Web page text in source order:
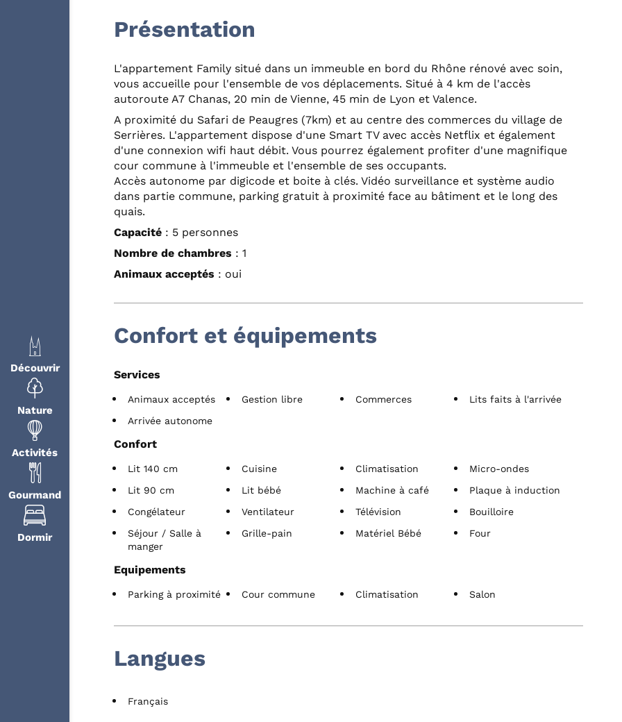
Découvrir
Nature
Activités
Gourmand
Dormir
Présentation
L'appartement Family situé dans un immeuble en bord du Rhône rénové avec soin,
vous accueille pour l'ensemble de vos déplacements. Situé à 4 km de l'accès
autoroute A7 Chanas, 20 min de Vienne, 45 min de Lyon et Valence.
A proximité du Safari de Peaugres (7km) et au centre des commerces du village de
Serrières. L'appartement dispose d'une Smart TV avec accès Netflix et également
d'une connexion wifi haut débit. Vous pourrez également profiter d'une magnifique
cour commune à l'immeuble et l'ensemble de ses occupants.
Accès autonome par digicode et boite à clés. Vidéo surveillance et système audio
dans partie commune, parking gratuit à proximité face au bâtiment et le long des
quais.
Capacité : 5 personnes
Nombre de chambres : 1
Animaux acceptés : oui
Confort et équipements
Services
Animaux acceptés Gestion libre Commerces
Lits faits à l'arrivée
Arrivée autonome
Confort
Lit 140 cm Cuisine Climatisation
Micro-ondes
Lit 90 cm
Lit bébé Machine à café
Plaque à induction
Congélateur
Ventilateur Télévision
Bouilloire
Séjour / Salle à
manger
Grille-pain Matériel Bébé Four
Equipements
Parking à proximité Cour commune Climatisation Salon
Langues
Français